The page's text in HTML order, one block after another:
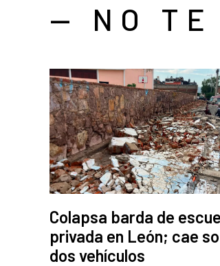
— NO TE
Colapsa barda de
privada en León; cae
dos vehículos